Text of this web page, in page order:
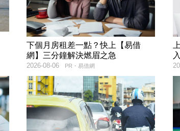
下個月房租差一點？快上【易借
網】三分鐘解決燃眉之急
PR・易借網
2026-08-06